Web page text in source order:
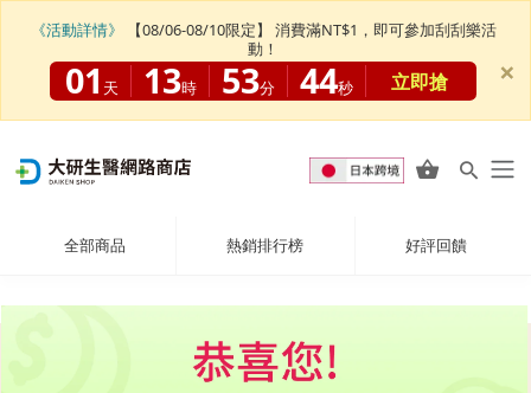
全部商品 熱銷排行榜 好評回饋
《活動詳情》
【08/06-08/10限定】 消費滿NT$1，即可參加刮刮樂活
動！
01 天 13時 53分 43秒 立即搶 ×